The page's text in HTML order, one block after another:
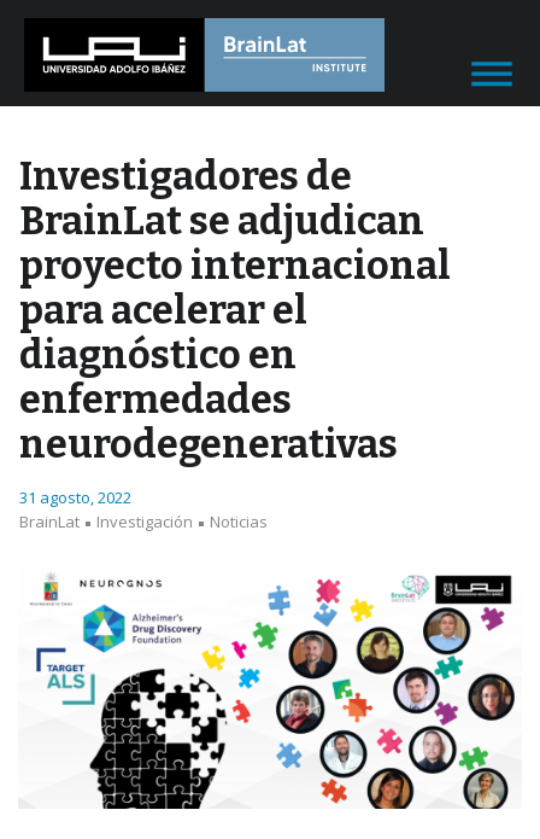
Investigadores de
BrainLat se adjudican
proyecto internacional
para acelerar el
diagnóstico en
enfermedades
neurodegenerativas
31 agosto, 2022
BrainLat
Investigación Noticias